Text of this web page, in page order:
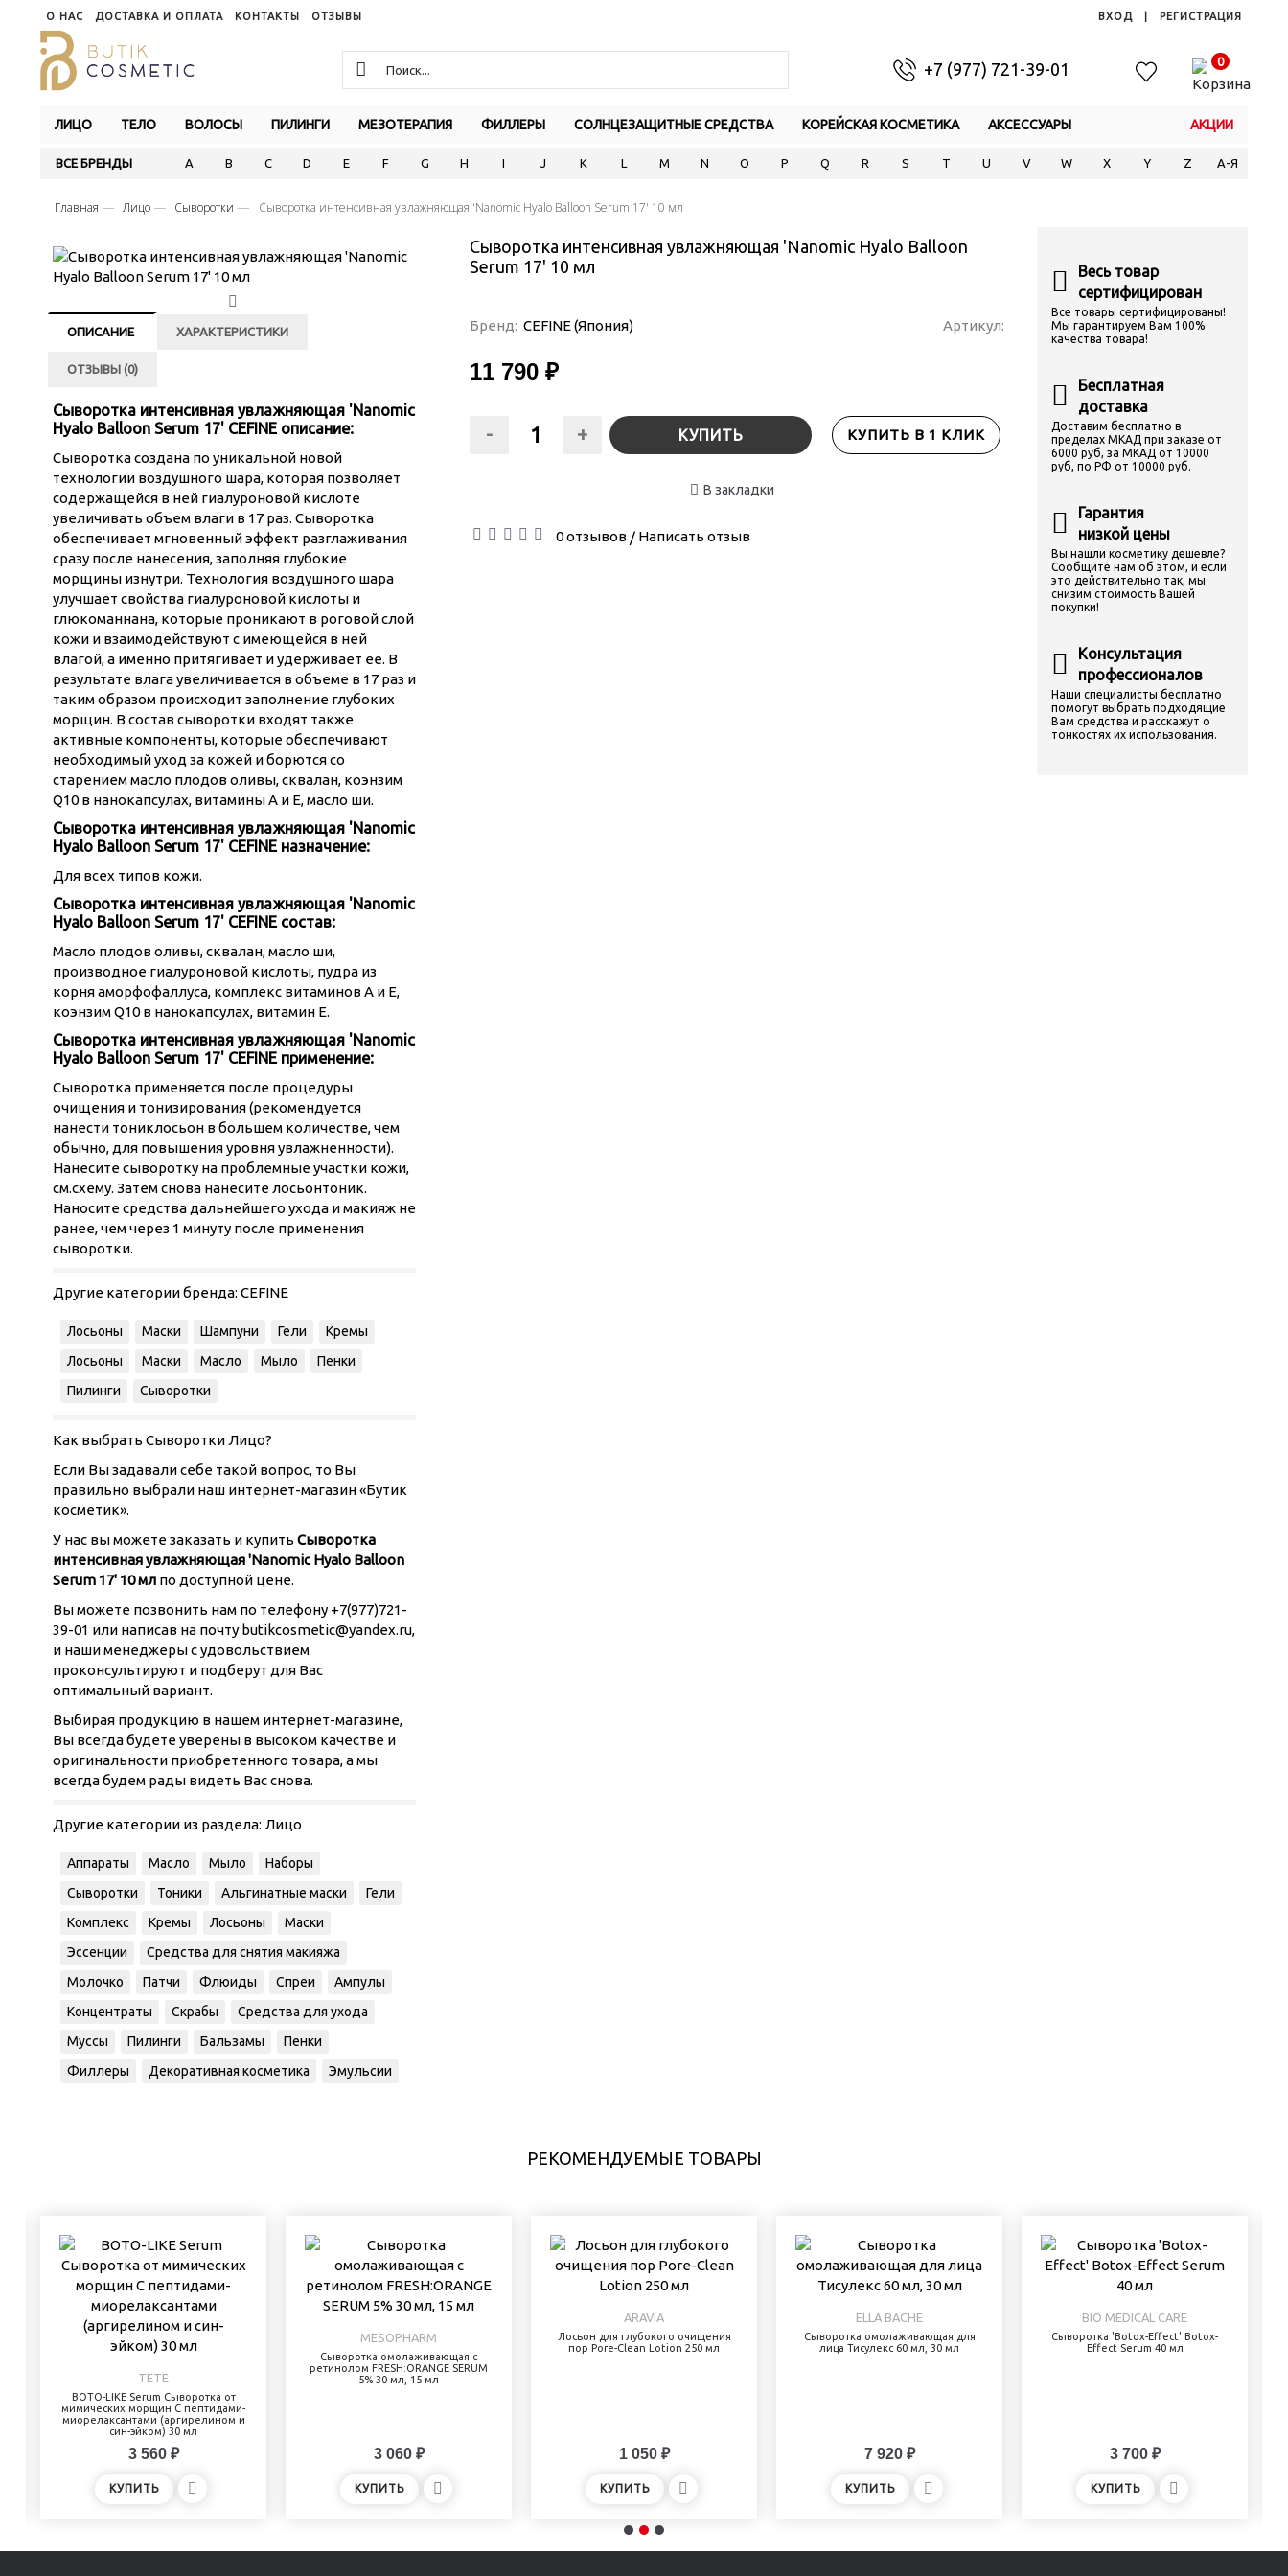
О НАС ДОСТАВКА И ОПЛАТА КОНТАКТЫ ОТЗЫВЫ ВХОД РЕГИСТРАЦИЯ
+7 (977) 721-39-01 0
ЛИЦО ТЕЛО ВОЛОСЫ ПИЛИНГИ МЕЗОТЕРАПИЯ ФИЛЛЕРЫ СОЛНЦЕЗАЩИТНЫЕ СРЕДСТВА КОРЕЙСКАЯ КОСМЕТИКА АКСЕССУАРЫ АКЦИИ
ВСЕ БРЕНДЫ A B C D E F G H I J K L M N O P Q R S T U V W X Y Z А-Я
Главная Лицо Сыворотки Сыворотка интенсивная увлажняющая 'Nanomic Hyalo Balloon Serum 17' 10 мл
Весь товар
сертифицирован
Все товары сертифицированы!
Мы гарантируем Вам 100%
качества товара!
Бесплатная
доставка
Доставим бесплатно в
пределах МКАД при заказе от
6000 руб, за МКАД от 10000
руб, по РФ от 10000 руб.
Гарантия
низкой цены
Вы нашли косметику дешевле?
Сообщите нам об этом, и если
это действительно так, мы
снизим стоимость Вашей
покупки!
Консультация
профессионалов
Наши специалисты бесплатно
помогут выбрать подходящие
Вам средства и расскажут о
тонкостях их использования.
ОПИСАНИЕ ХАРАКТЕРИСТИКИ
ОТЗЫВЫ (0)
Сыворотка интенсивная увлажняющая 'Nanomic
Hyalo Balloon Serum 17' CEFINE описание:
Сыворотка создана по уникальной новой
технологии воздушного шара, которая позволяет
содержащейся в ней гиалуроновой кислоте
увеличивать объем влаги в 17 раз. Сыворотка
обеспечивает мгновенный эффект разглаживания
сразу после нанесения, заполняя глубокие
морщины изнутри. Технология воздушного шара
улучшает свойства гиалуроновой кислоты и
глюкоманнана, которые проникают в роговой слой
кожи и взаимодействуют с имеющейся в ней
влагой, а именно притягивает и удерживает ее. В
результате влага увеличивается в объеме в 17 раз и
таким образом происходит заполнение глубоких
морщин. В состав сыворотки входят также
активные компоненты, которые обеспечивают
необходимый уход за кожей и борются со
старением масло плодов оливы, сквалан, коэнзим
Q10 в нанокапсулах, витамины А и Е, масло ши.
Сыворотка интенсивная увлажняющая 'Nanomic
Hyalo Balloon Serum 17' CEFINE назначение:
Для всех типов кожи.
Сыворотка интенсивная увлажняющая 'Nanomic
Hyalo Balloon Serum 17' CEFINE состав:
Масло плодов оливы, сквалан, масло ши,
производное гиалуроновой кислоты, пудра из
корня аморфофаллуса, комплекс витаминов А и Е,
коэнзим Q10 в нанокапсулах, витамин Е.
Сыворотка интенсивная увлажняющая 'Nanomic
Hyalo Balloon Serum 17' CEFINE применение:
Сыворотка применяется после процедуры
очищения и тонизирования (рекомендуется
нанести тониклосьон в большем количестве, чем
обычно, для повышения уровня увлажненности).
Нанесите сыворотку на проблемные участки кожи,
см.схему. Затем снова нанесите лосьонтоник.
Наносите средства дальнейшего ухода и макияж не
ранее, чем через 1 минуту после применения
сыворотки.
Другие категории бренда: CEFINE
Лосьоны Маски Шампуни Гели
Кремы
Лосьоны
Маски Масло Мыло
Пенки
Пилинги
Сыворотки
Как выбрать Сыворотки Лицо?
Если Вы задавали себе такой вопрос, то Вы
правильно выбрали наш интернет-магазин «Бутик
косметик».
У нас вы можете заказать и купить Сыворотка
интенсивная увлажняющая 'Nanomic Hyalo Balloon
Serum 17' 10 мл по доступной цене.
Вы можете позвонить нам по телефону +7(977)721-
39-01 или написав на почту butikcosmetic@yandex.ru,
и наши менеджеры с удовольствием
проконсультируют и подберут для Вас
оптимальный вариант.
Выбирая продукцию в нашем интернет-магазине,
Вы всегда будете уверены в высоком качестве и
оригинальности приобретенного товара, а мы
всегда будем рады видеть Вас снова.
Другие категории из раздела: Лицо
Аппараты Масло Мыло
Наборы
Сыворотки
Тоники Альгинатные маски
Гели
Комплекс
Кремы Лосьоны
Маски
Эссенции
Средства для снятия макияжа
Молочко
Патчи Флюиды Спреи
Ампулы
Концентраты
Скрабы
Средства для ухода
Муссы
Пилинги Бальзамы
Пенки
Филлеры
Декоративная косметика Эмульсии
Сыворотка интенсивная увлажняющая 'Nanomic Hyalo Balloon
Serum 17' 10 мл
Бренд: CEFINE (Япония) Артикул:
11 790 ₽
- + КУПИТЬ КУПИТЬ В 1 КЛИК
В закладки
0 отзывов/ Написать отзыв
РЕКОМЕНДУЕМЫЕ ТОВАРЫ
TETE
BOTO-LIKE Serum Сыворотка от
мимических морщин С пептидами-
миорелаксантами (аргирелином и
син-эйком) 30 мл
3 560 ₽
КУПИТЬ
MESOPHARM
Сыворотка омолаживающая с
ретинолом FRESH:ORANGE SERUM
5% 30 мл, 15 мл
3 060 ₽
КУПИТЬ
ARAVIA
Лосьон для глубокого очищения
пор Pore-Clean Lotion 250 мл
1 050 ₽
КУПИТЬ
ELLA BACHE
Сыворотка омолаживающая для
лица Тисулекс 60 мл, 30 мл
7 920 ₽
КУПИТЬ
BIO MEDICAL CARE
Сыворотка 'Botox-Effect' Botox-
Effect Serum 40 мл
3 700 ₽
КУПИТЬ